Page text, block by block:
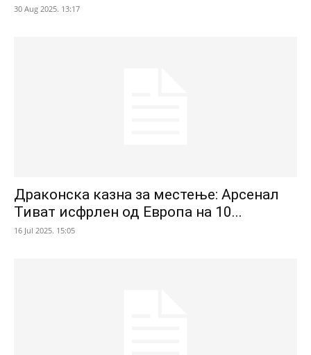
30 Aug 2025. 13:17
Драконска казна за местење: Арсенал
Тиват исфрлен од Европа на 10...
16 Jul 2025. 15:05